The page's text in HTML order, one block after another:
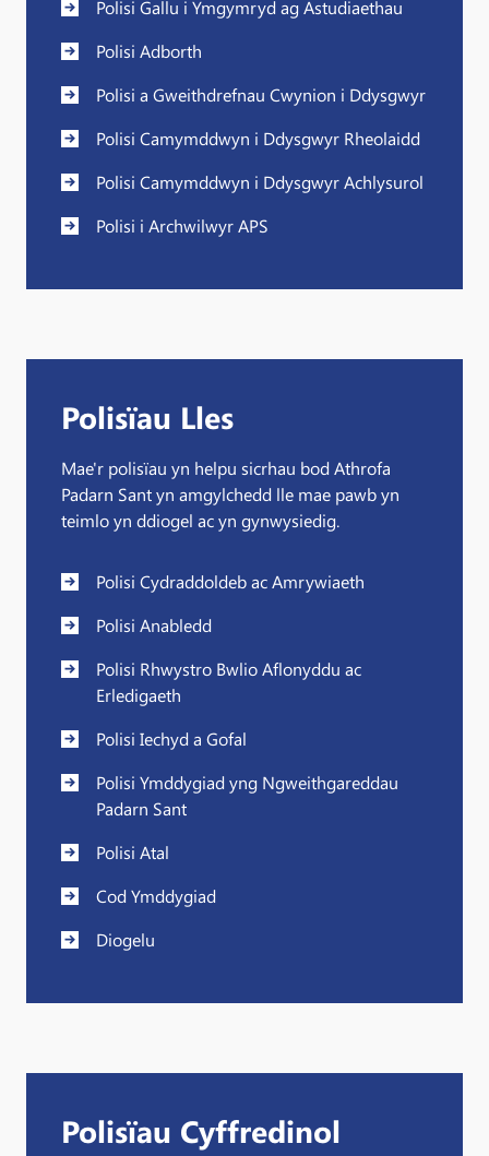
Polisi Gallu i Ymgymryd ag Astudiaethau
Polisi Adborth
Polisi a Gweithdrefnau Cwynion i Ddysgwyr
Polisi Camymddwyn i Ddysgwyr Rheolaidd
Polisi Camymddwyn i Ddysgwyr Achlysurol
Polisi i Archwilwyr APS
Polisïau Lles
Mae'r polisïau yn helpu sicrhau bod Athrofa
Padarn Sant yn amgylchedd lle mae pawb yn
teimlo yn ddiogel ac yn gynwysiedig.
Polisi Cydraddoldeb ac Amrywiaeth
Polisi Anabledd
Polisi Rhwystro Bwlio Aflonyddu ac
Erledigaeth
Polisi Iechyd a Gofal
Polisi Ymddygiad yng Ngweithgareddau
Padarn Sant
Polisi Atal
Cod Ymddygiad
Diogelu
Polisïau Cyffredinol